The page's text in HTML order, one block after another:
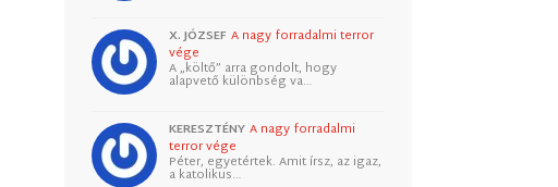
X. JÓZSEF A nagy forradalmi terror
vége
A „költő” arra gondolt, hogy
alapvető különbség va…
KERESZTÉNY A nagy forradalmi
terror vége
Péter, egyetértek. Amit írsz, az igaz,
a katolikus…